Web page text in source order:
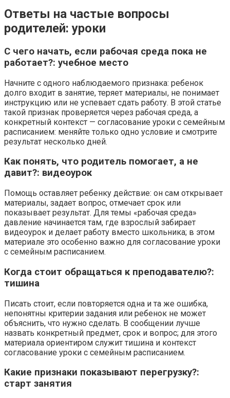
Ответы на частые вопросы
родителей: уроки
С чего начать, если рабочая среда пока не
работает?: учебное место
Начните с одного наблюдаемого признака: ребенок
долго входит в занятие, теряет материалы, не понимает
инструкцию или не успевает сдать работу. В этой статье
такой признак проверяется через рабочая среда, а
конкретный контекст — согласование уроки с семейным
расписанием: меняйте только одно условие и смотрите
результат несколько дней.
Как понять, что родитель помогает, а не
давит?: видеоурок
Помощь оставляет ребенку действие: он сам открывает
материалы, задает вопрос, отмечает срок или
показывает результат. Для темы «рабочая среда»
давление начинается там, где взрослый забирает
видеоурок и делает работу вместо школьника; в этом
материале это особенно важно для согласование уроки
с семейным расписанием.
Когда стоит обращаться к преподавателю?:
тишина
Писать стоит, если повторяется одна и та же ошибка,
непонятны критерии задания или ребенок не может
объяснить, что нужно сделать. В сообщении лучше
назвать конкретный предмет, срок и вопрос; для этого
материала ориентиром служит тишина и контекст
согласование уроки с семейным расписанием.
Какие признаки показывают перегрузку?:
старт занятия